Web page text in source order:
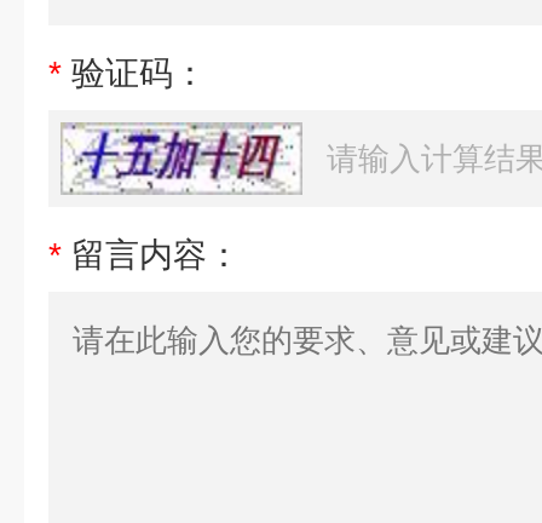
* 验证码：
* 留言内容：